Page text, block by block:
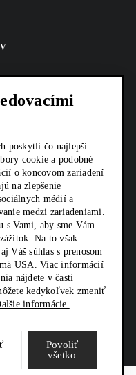
poskytli čo najlepší
cookie a podobné
o koncovom zariadení
na zlepšenie
médií a
medzi zariadeniami.
s Vami, aby sme Vám
Na to však
Váš súhlas s prenosom
USA. Viac informácií
nájdete v časti
kedykoľvek zmeniť
informácie.
Povoliť
všetko